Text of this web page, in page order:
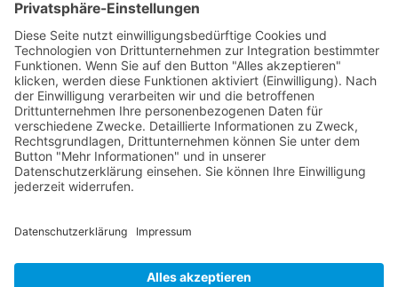
Abgewinkeltes Dach
Auch ein "Knick" der Dachfläche ist für solar-rapid kein Problem.
Zurück
Im Bereich
Kontakt
Newsletter